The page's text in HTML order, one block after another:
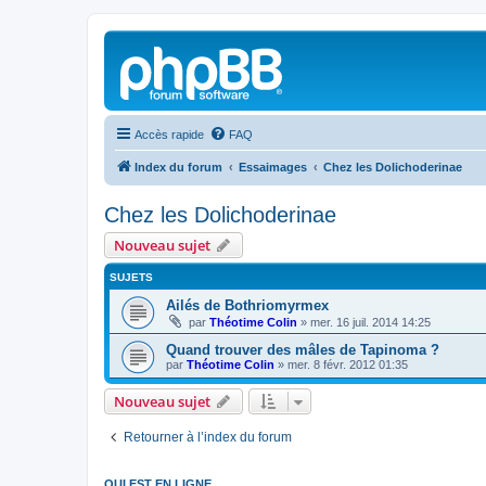
Accès rapide FAQ
Index du forum Essaimages Chez les Dolichoderinae
Chez les Dolichoderinae
Nouveau sujet
SUJETS
Ailés de Bothriomyrmex
par Théotime Colin » mer. 16 juil. 2014 14:25
Quand trouver des mâles de Tapinoma ?
par Théotime Colin » mer. 8 févr. 2012 01:35
Nouveau sujet
Retourner à l’index du forum